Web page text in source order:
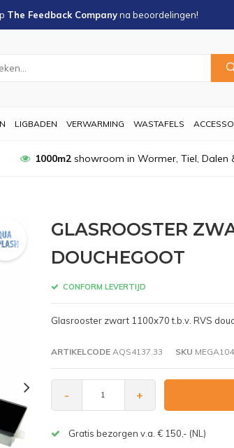
The Feedback Companyna beoordelingen!
LIGBADEN VERWARMING WASTAFELS
1000m2showroom in Wormer, Tiel, Dalen
GLASROOSTER
DOUCHEGOOT
CONFORM LEVERTIJD
Glasrooster zwart 1100x70 t.b.v. RVS
ARTIKELCODEAQS4137.33 SKU
- +
Gratis bezorgen v.a. € 150,- (NL)